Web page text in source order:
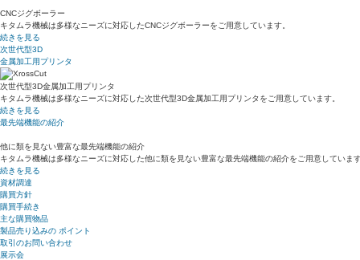
CNCジグボーラー
キタムラ機械は多様なニーズに対応したCNCジグボーラーをご用意しています。
続きを見る
次世代型3D
金属加工用プリンタ
次世代型3D金属加工用プリンタ
キタムラ機械は多様なニーズに対応した次世代型3D金属加工用プリンタをご用意しています。
続きを見る
最先端機能の紹介
他に類を見ない豊富な最先端機能の紹介
キタムラ機械は多様なニーズに対応した他に類を見ない豊富な最先端機能の紹介をご用意していま
続きを見る
資材調達
購買方針
購買手続き
主な購買物品
製品売り込みの ポイント
取引のお問い合わせ
展示会